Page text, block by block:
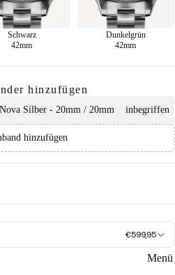
Menü
Schwarz
42mm
Dunkelgrün
42mm
hinzufügen
Silber - 20mm / 20mm inbegriffen
hinzufügen
€599,95